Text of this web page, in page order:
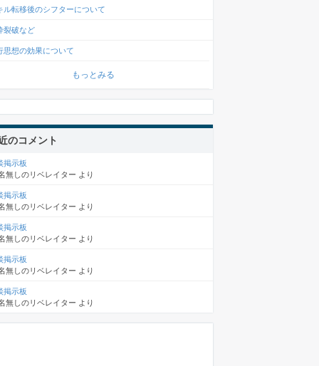
ル転移後のシフターについて
裂破など
思想の効果について
もっとみる
のコメント
掲示板
無しのリベレイター より
掲示板
無しのリベレイター より
掲示板
無しのリベレイター より
掲示板
無しのリベレイター より
掲示板
無しのリベレイター より